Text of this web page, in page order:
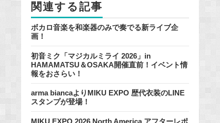
関連する記事
ボカロ音楽を和楽器のみで奏でる新ライブ企
画！
初音ミク「マジカルミライ 2026」in
HAMAMATSU＆OSAKA開催直前！イベント情
報をおさらい！
arma biancaよりMIKU EXPO 歴代衣装のLINE
スタンプが登場！
MIKU EXPO 2026 North America アフターレポ